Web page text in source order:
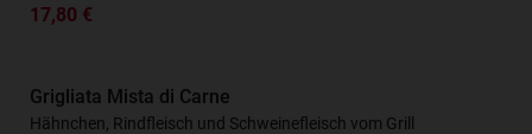
17,80 €
Grigliata Mista di Carne
Hähnchen, Rindfleisch und Schweinefleisch vom Grill